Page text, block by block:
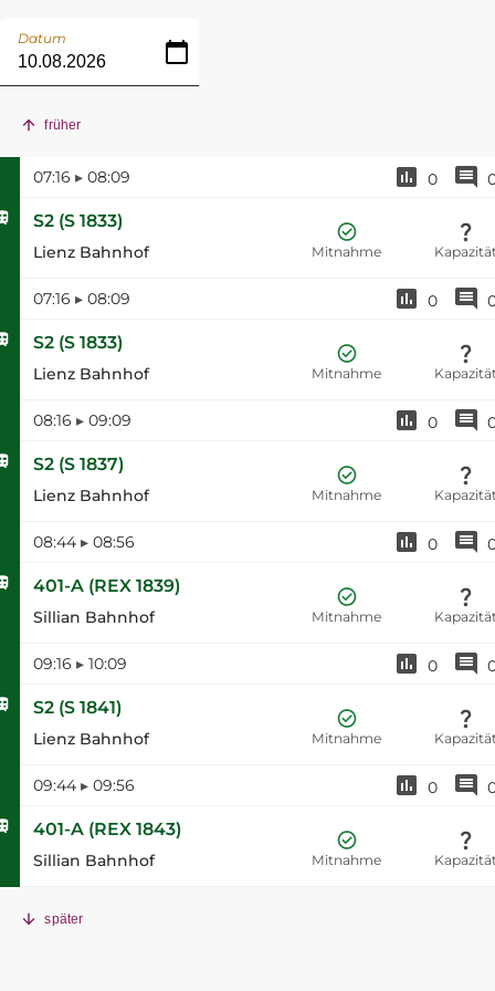
Datum
früher
07:16 ▸ 08:09 0
S2 (S 1833)
Lienz Bahnhof Mitnahme
07:16 ▸ 08:09 0
S2 (S 1833)
Lienz Bahnhof Mitnahme
08:16 ▸ 09:09 0
S2 (S 1837)
Lienz Bahnhof Mitnahme
08:44 ▸ 08:56 0
401-A (REX 1839)
Sillian Bahnhof Mitnahme
09:16 ▸ 10:09 0
S2 (S 1841)
Lienz Bahnhof Mitnahme
09:44 ▸ 09:56 0
401-A (REX 1843)
Sillian Bahnhof Mitnahme
später